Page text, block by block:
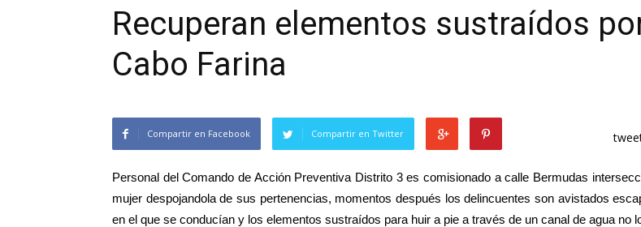
Recuperan elementos sustraídos
Cabo Farina
Compartir en Facebook Compartir en Twitter
Personal del Comando de Acción Preventiva Distrito 3 es comisionado a calle Bermudas
mujer despojandola de sus pertenencias, momentos después los delincuentes son avistados
en el que se conducían y los elementos sustraídos para huir a pie a través de un canal de agua no